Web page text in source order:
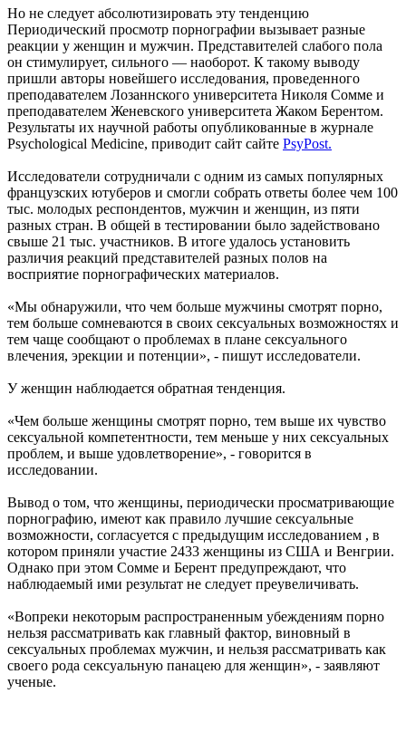
Но не следует абсолютизировать эту тенденцию
Периодический просмотр порнографии вызывает разные
реакции у женщин и мужчин. Представителей слабого пола
он стимулирует, сильного — наоборот. К такому выводу
пришли авторы новейшего исследования, проведенного
преподавателем Лозаннского университета Николя Сомме и
преподавателем Женевского университета Жаком Берентом.
Результаты их научной работы опубликованные в журнале
Psychological Medicine, приводит сайт сайте PsyPost.
Исследователи сотрудничали с одним из самых популярных
французских ютуберов и смогли собрать ответы более чем 100
тыс. молодых респондентов, мужчин и женщин, из пяти
разных стран. В общей в тестировании было задействовано
свыше 21 тыс. участников. В итоге удалось установить
различия реакций представителей разных полов на
восприятие порнографических материалов.
«Мы обнаружили, что чем больше мужчины смотрят порно,
тем больше сомневаются в своих сексуальных возможностях и
тем чаще сообщают о проблемах в плане сексуального
влечения, эрекции и потенции», - пишут исследователи.
У женщин наблюдается обратная тенденция.
«Чем больше женщины смотрят порно, тем выше их чувство
сексуальной компетентности, тем меньше у них сексуальных
проблем, и выше удовлетворение», - говорится в
исследовании.
Вывод о том, что женщины, периодически просматривающие
порнографию, имеют как правило лучшие сексуальные
возможности, согласуется с предыдущим исследованием , в
котором приняли участие 2433 женщины из США и Венгрии.
Однако при этом Сомме и Берент предупреждают, что
наблюдаемый ими результат не следует преувеличивать.
«Вопреки некоторым распространенным убеждениям порно
нельзя рассматривать как главный фактор, виновный в
сексуальных проблемах мужчин, и нельзя рассматривать как
своего рода сексуальную панацею для женщин», - заявляют
ученые.